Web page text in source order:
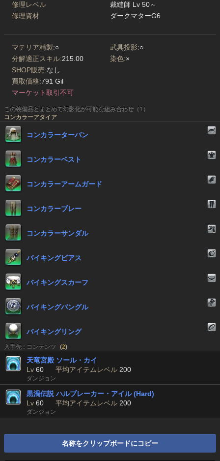
修理レベル
裁縫師 Lv 50～
修理資材
ダークマターG6
マテリア精製:○ 武具投影:○
分解適正スキル:215.00 染色:×
SHOP販売:なし
買取価格:791 Gil
マーケット取引不可
この装備品とまとめて幻影化が可能な組み合わせ（1）
コンカラーアタイア
コンカラーターバン
コンカラーベスト
コンカラーアームガード
コンカラーブレー
コンカラーサンダル
バイキングピアス
バイキングスカーフ
バイキングバングル
バイキングリング
入手先 : コンテンツ (2)
天竜宮殿 ソール・カイ
Lv 60 平均アイテムレベル 200
ダンジョン
黒渦伝説 ハルブレーカー・アイル (Hard)
Lv 60 平均アイテムレベル 200
ダンジョン
名称をクリップボードにコピー